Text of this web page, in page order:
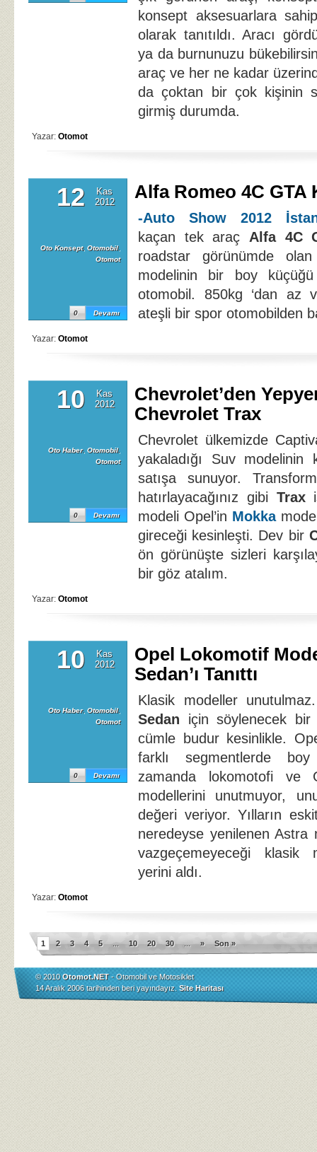
konsept aksesuarlara
olarak tanıtıldı. Aracı
ya da burnunuzu
araç ve her ne kadar
da çoktan bir çok kişinin
girmiş durumda.
Yazar: Otomot
12
Kas
2012
Oto Konsept, Otomobil,
Otomot
Devamı
0
Alfa Romeo 4C GTA
-Auto Show 2012
kaçan tek araç Alfa 4C
roadstar görünümde
modelinin bir boy
otomobil. 850kg ‘dan az
ateşli bir spor otomobilden
Yazar: Otomot
10
Kas
2012
Oto Haber, Otomobil,
Otomot
Devamı
0
Chevrolet’den
Chevrolet Trax
Chevrolet ülkemizde
yakaladığı Suv
satışa sunuyor.
hatırlayacağınız gibi Trax
modeli Opel’in Mokka
gireceği kesinleşti. Dev bir
ön görünüşte sizleri
bir göz atalım.
Yazar: Otomot
10
Kas
2012
Oto Haber, Otomobil,
Otomot
Devamı
0
Opel Lokomotif
Sedan’ı Tanıttı
Klasik modeller
Sedan için söylenecek
cümle budur kesinlikle.
farklı segmentlerde
zamanda lokomotofi ve
modellerini unutmuyor,
değeri veriyor. Yılların
neredeyse yenilenen Astra
vazgeçemeyeceği klasik
yerini aldı.
Yazar: Otomot
1 2 3 4 5 ... 10 20 30 ... » Son »
© 2010Otomot.NET- Otomobil ve Motosiklet
14 Aralık 2006 tarihinden beri yayındayız. Site Haritası